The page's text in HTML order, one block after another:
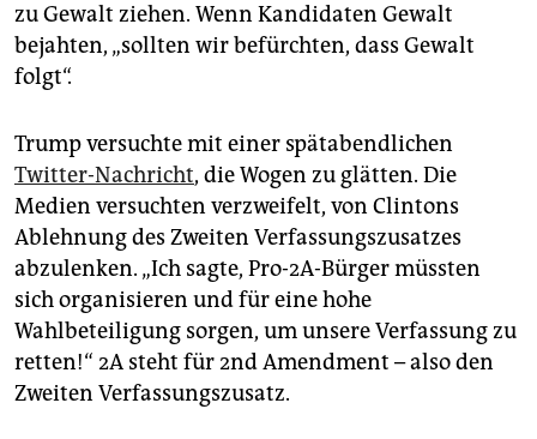
zu Gewalt ziehen. Wenn Kandidaten Gewalt
bejahten, „sollten wir befürchten, dass Gewalt
folgt“.
Trump versuchte mit einer spätabendlichen
Twitter-Nachricht, die Wogen zu glätten. Die
Medien versuchten verzweifelt, von Clintons
Ablehnung des Zweiten Verfassungszusatzes
abzulenken. „Ich sagte, Pro-2A-Bürger müssten
sich organisieren und für eine hohe
Wahlbeteiligung sorgen, um unsere Verfassung zu
retten!“ 2A steht für 2nd Amendment – also den
Zweiten Verfassungszusatz.